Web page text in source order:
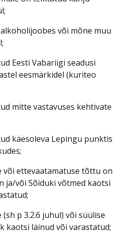
või mõne muu
Eesti Vabariigi seadusi
eesmärkidel (kuriteo
mitte vastavuses kehtivate
käesoleva Lepingu punktis
või ettevaatamatuse tõttu on
ja/või Sõiduki võtmed kaotsi
p 3.2.6 juhul) või süülise
kaotsi läinud või varastatud;